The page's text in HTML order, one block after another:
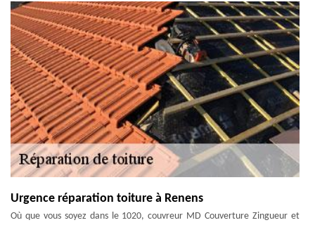
Urgence réparation toiture à Renens
Où que vous soyez dans le 1020, couvreur MD Couverture Zingueur et